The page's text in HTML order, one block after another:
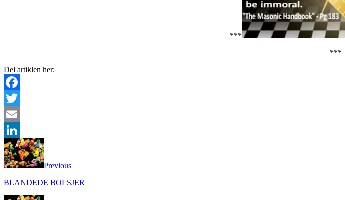
***
***
Del artiklen her:
Facebook
Twitter
Email
LinkedIn
Previous
BLANDEDE BOLSJER